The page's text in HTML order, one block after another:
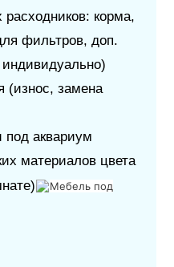
корма,
фильтров, доп.
(износ, замена
под аквариум
материалов цвета
Мебель под